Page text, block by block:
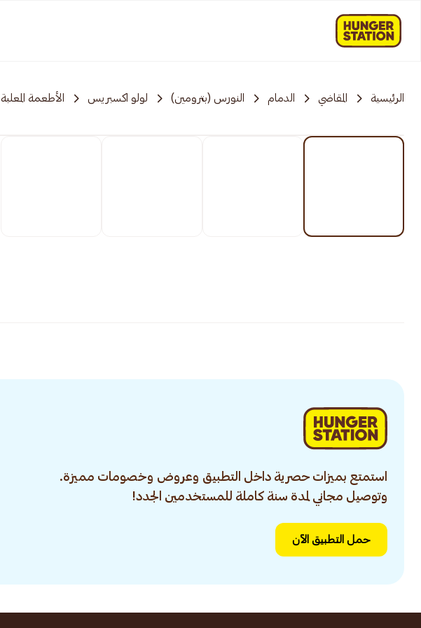
الرئيسية المقاضي الدمام النورس (بترومين) لولو اكسبريس الأطعمة المعلبة
استمتع بميزات حصرية داخل التطبيق وعروض وخصومات مميزة.
وتوصيل مجاني لمدة سنة كاملة للمستخدمين الجدد!
حمل التطبيق الآن